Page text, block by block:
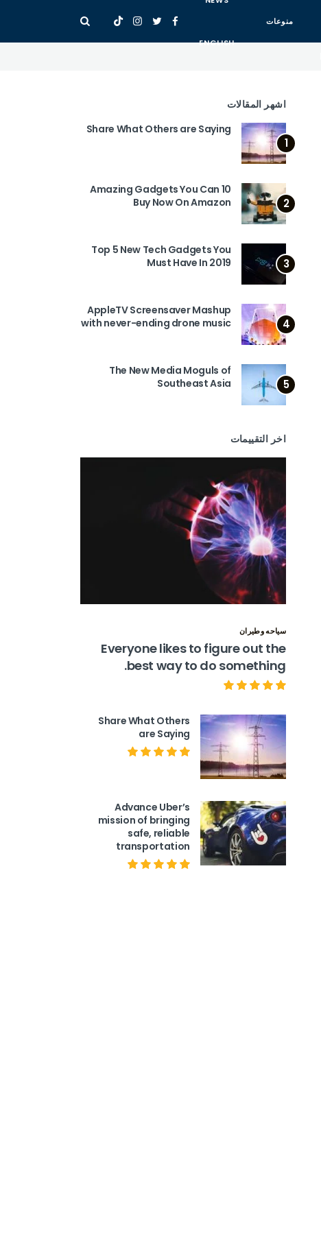
منوعات
ENGLISH
اشهر المقالات
1
Share What Others are Saying
2
10 Amazing Gadgets You Can
Buy Now On Amazon
3
Top 5 New Tech Gadgets You
Must Have In 2019
4
AppleTV Screensaver Mashup
with never-ending drone music
5
The New Media Moguls of
Southeast Asia
اخر التقييمات
سياحه وطيران
Everyone likes to figure out the
best way to do something.
Share What Others
are Saying
Advance Uber’s
mission of bringing
safe, reliable
transportation